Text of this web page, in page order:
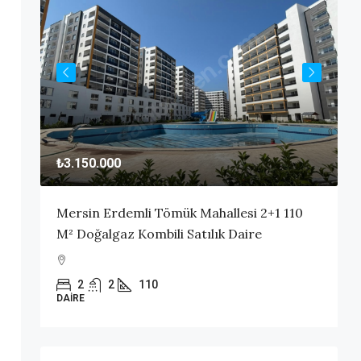
₺3.150.000
Mersin Erdemli Tömük Mahallesi 2+1 110
M² Doğalgaz Kombili Satılık Daire
2 2 110
DAIRE